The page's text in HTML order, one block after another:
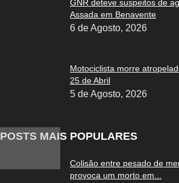
GNR deteve suspeitos de
Assada em Benavente
6 de Agosto, 2026
Motociclista morre
25 de Abril
5 de Agosto, 2026
POSTS MAIS POPULARES
Colisão entre pesado de
provoca um morto em...